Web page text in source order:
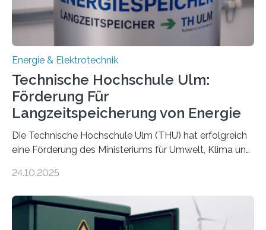
Energie & Elektrotechnik
Technische Hochschule Ulm:
Förderung Für
Langzeitspeicherung von Energie
Die Technische Hochschule Ulm (THU) hat erfolgreich
eine Förderung des Ministeriums für Umwelt, Klima und
Forschungsprojekt „LAGER – Langzeitspeicherung in
Quartieren“ eingeworben. Ziel des Projekts ist die
Entwicklung, Erprobung und Demonstration von
24.10.2025